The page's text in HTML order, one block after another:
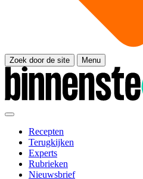
Zoek door de site Menu
Recepten
Terugkijken
Experts
Rubrieken
Nieuwsbrief